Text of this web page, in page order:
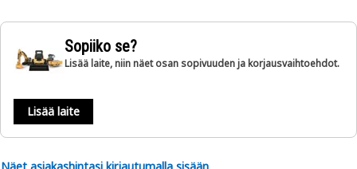
Sopiiko se?
Lisää laite, niin näet osan sopivuuden ja korjausvaihtoehdot.
Lisää laite